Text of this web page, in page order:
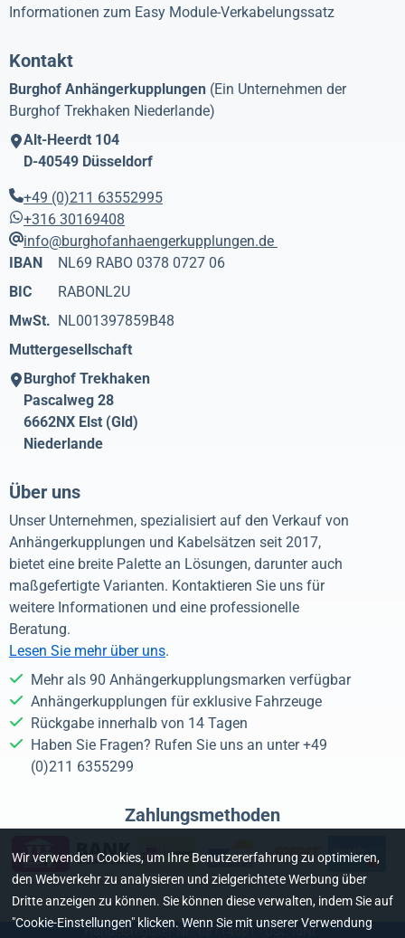
Informationen zum Easy Module-Verkabelungssatz
Kontakt
Burghof Anhängerkupplungen (Ein Unternehmen der
Burghof Trekhaken Niederlande)
Alt-Heerdt 104
D-40549 Düsseldorf
+49 (0)211 63552995
+316 30169408
info@burghofanhaengerkupplungen.de
IBAN
NL69 RABO 0378 0727 06
BIC
RABONL2U
MwSt. NL001397859B48
Muttergesellschaft
Burghof Trekhaken
Pascalweg 28
6662NX Elst (Gld)
Niederlande
Über uns
Unser Unternehmen, spezialisiert auf den Verkauf von
Anhängerkupplungen und Kabelsätzen seit 2017,
bietet eine breite Palette an Lösungen, darunter auch
maßgefertigte Varianten. Kontaktieren Sie uns für
weitere Informationen und eine professionelle
Beratung.
Lesen Sie mehr über uns.
Mehr als 90 Anhängerkupplungsmarken verfügbar
Anhängerkupplungen für exklusive Fahrzeuge
Rückgabe innerhalb von 14 Tagen
Haben Sie Fragen? Rufen Sie uns an unter +49
(0)211 6355299
Zahlungsmethoden
Handelsregister-Nr.: 68714661 - USt.-IdNr.:
Wir verwenden Cookies, um Ihre Benutzererfahrung zu optimieren,
den Webverkehr zu analysieren und zielgerichtete Werbung über
Dritte anzeigen zu können. Sie können diese verwalten, indem Sie auf
"Cookie-Einstellungen" klicken. Wenn Sie mit unserer Verwendung